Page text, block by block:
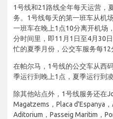
1号线和21路线全年每天运营，
务。1号线每天的第一班车从机
一班车在晚上1点10分离开机场
分时间里，即11月1日至4月30
忙的夏季月份，公交车服务每12
在帕尔马，1号线的公交车从西
季运行到晚上1点，夏季运行到
除其他站点外，1号线服务还在
Magatzems，Placa d'Espanya
Aditorium，Passeig Maritim，